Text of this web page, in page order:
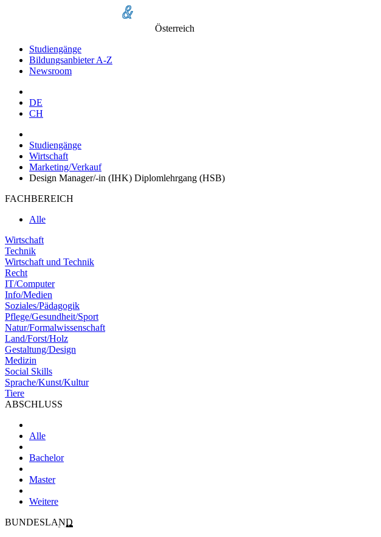
Österreich
Studiengänge
Bildungsanbieter A-Z
Newsroom
DE
CH
Studiengänge
Wirtschaft
Marketing/Verkauf
Design Manager/-in (IHK) Diplomlehrgang (HSB)
FACHBEREICH
Alle
Wirtschaft
Technik
Wirtschaft und Technik
Recht
IT/Computer
Info/Medien
Soziales/Pädagogik
Pflege/Gesundheit/Sport
Natur/Formalwissenschaft
Land/Forst/Holz
Gestaltung/Design
Medizin
Social Skills
Sprache/Kunst/Kultur
Tiere
ABSCHLUSS
Alle
Bachelor
Master
Weitere
BUNDESLAND